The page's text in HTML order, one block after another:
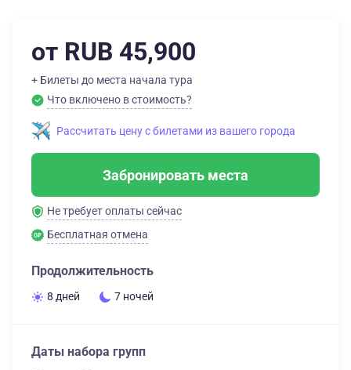
от RUB 45,900
+ Билеты до места начала тура
Что включено в стоимость?
Рассчитать цену с билетами из вашего города
Забронировать места
Не требует оплаты сейчас
Бесплатная отмена
Продолжительность
8 дней 7 ночей
Даты набора групп